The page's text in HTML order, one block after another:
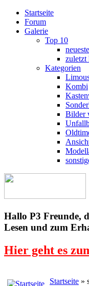
Startseite
Forum
Galerie
Top 10
zuletzt
Kategorien
Kombi
Bilder
Hallo P3 Freunde,
Lesen und zum
Hier geht es
Startseite »